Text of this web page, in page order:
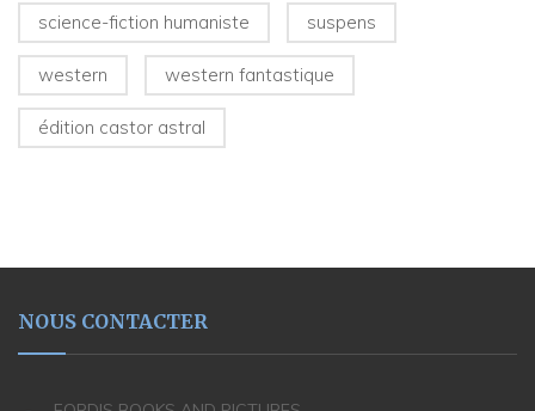
science-fiction humaniste suspens
western western fantastique
édition castor astral
NOUS CONTACTER